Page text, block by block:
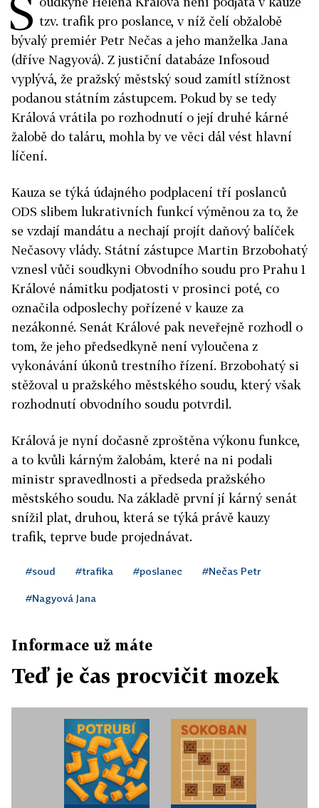
S tzv. trafik pro poslance, v níž čelí obžalobě
bývalý premiér Petr Nečas a jeho manželka Jana
(dříve Nagyová). Z justiční databáze Infosoud
vyplývá, že pražský městský soud zamítl stížnost
podanou státním zástupcem. Pokud by se tedy
Králová vrátila po rozhodnutí o její druhé kárné
žalobě do taláru, mohla by ve věci dál vést hlavní
líčení.
Kauza se týká údajného podplacení tří poslanců
ODS slibem lukrativních funkcí výměnou za to, že
se vzdají mandátu a nechají projít daňový balíček
Nečasovy vlády. Státní zástupce Martin Brzobohatý
vznesl vůči soudkyni Obvodního soudu pro Prahu 1
Králové námitku podjatosti v prosinci poté, co
označila odposlechy pořízené v kauze za
nezákonné. Senát Králové pak neveřejně rozhodl o
tom, že jeho předsedkyně není vyloučena z
vykonávání úkonů trestního řízení. Brzobohatý si
stěžoval u pražského městského soudu, který však
rozhodnutí obvodního soudu potvrdil.
Králová je nyní dočasně zproštěna výkonu funkce,
a to kvůli kárným žalobám, které na ni podali
ministr spravedlnosti a předseda pražského
městského soudu. Na základě první jí kárný senát
snížil plat, druhou, která se týká právě kauzy
trafik, teprve bude projednávat.
#soud #trafika #poslanec #Nečas Petr
#Nagyová Jana
Informace už máte
Teď je čas procvičit mozek